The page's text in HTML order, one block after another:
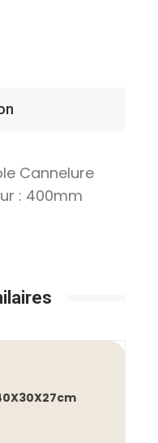
Cannelure
: 400mm